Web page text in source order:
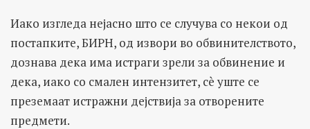
Иако изгледа нејасно што се случува со некои од
постапките, БИРН, од извори во обвинителството,
дознава дека има истраги зрели за обвинение и
дека, иако со смален интензитет, сè уште се
преземаат истражни дејствија за отворените
предмети.